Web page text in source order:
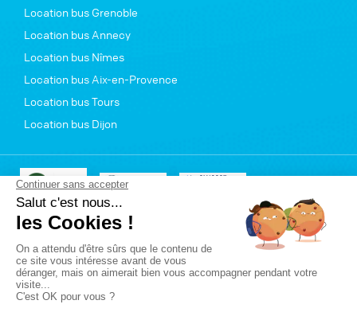
Location bus Grenoble
Location bus Annecy
Location bus Nîmes
Location bus Aix-en-Provence
Location bus Tours
Location bus Dijon
Politique de confidentialité
Conditions générales